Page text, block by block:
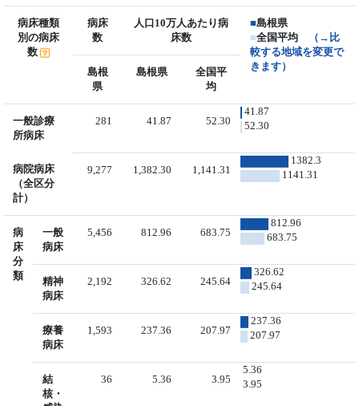
病床種類
別の病床
数
病床
数
人口10万人あたり病
床数
■島根県
■全国平均
（→比
較する地域を変更で
きます）
島根
県
島根県
全国平
均
一般診療
所病床
281 41.87 52.30
41.87
52.30
病院病床
（全区分
計）
9,277 1,382.30 1,141.31
1382.3
1141.31
病
床
分
類
一般
病床
5,456 812.96 683.75
812.96
683.75
精神
病床
2,192 326.62 245.64
326.62
245.64
療養
病床
1,593 237.36 207.97
237.36
207.97
結
核・
36 5.36 3.95
5.36
3.95